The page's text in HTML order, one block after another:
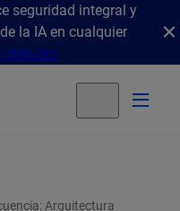
seguridad integral y
la IA en cualquier
detalles
Arquitectura